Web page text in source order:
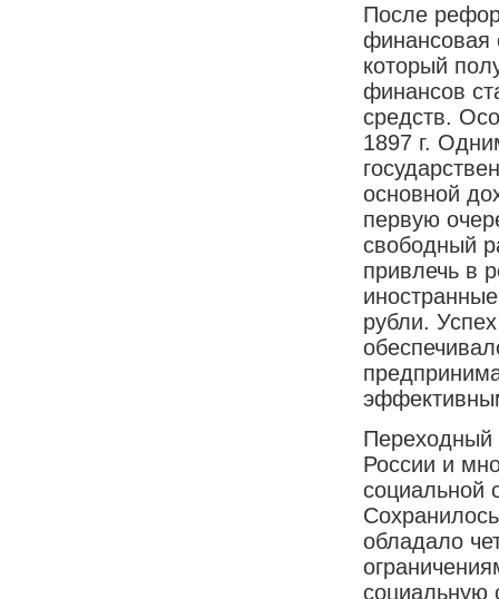
После
финансовая
который
финансов
средств.
1897 г.
основной
первую
свободный
привлечь в
рубли.
Переходный
России и
социальной
обладало
социальную